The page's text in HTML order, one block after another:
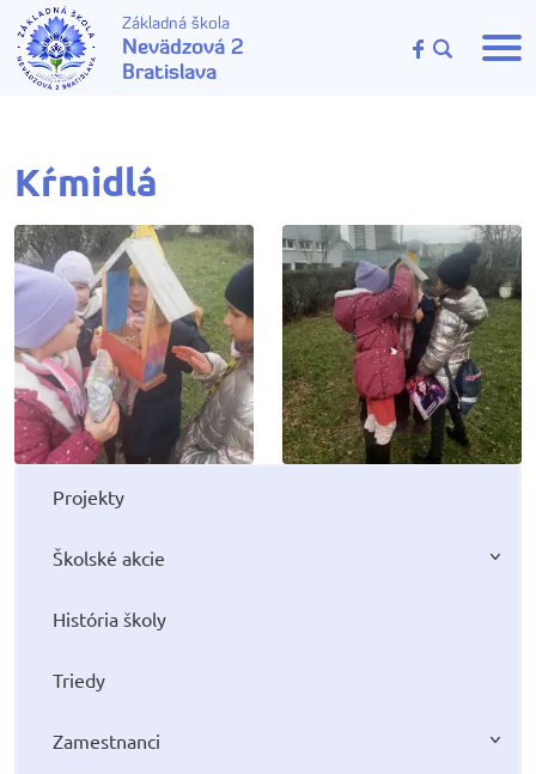
Základná škola
Nevädzová 2
Bratislava
Kŕmidlá
Projekty
Školské akcie
História školy
Triedy
Zamestnanci